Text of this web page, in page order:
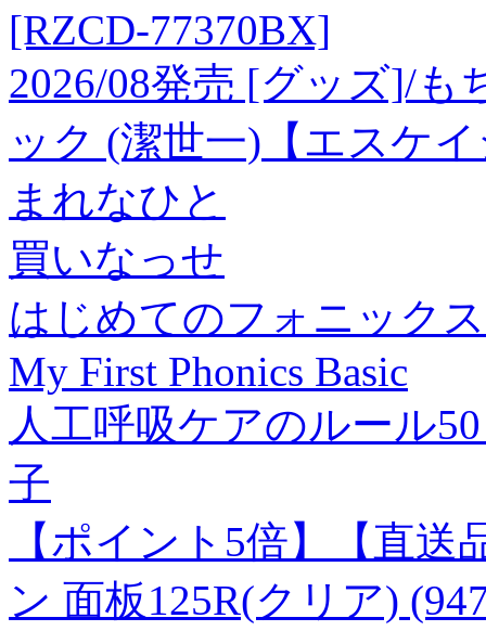
[RZCD-77370BX]
2026/08発売 [グッズ]/も
ック (潔世一)【エスケ
まれなひと
買いなっせ
はじめてのフォニック
My First Phonics Basic
人工呼吸ケアのルール
子
【ポイント5倍】【直
ン 面板125R(クリア)